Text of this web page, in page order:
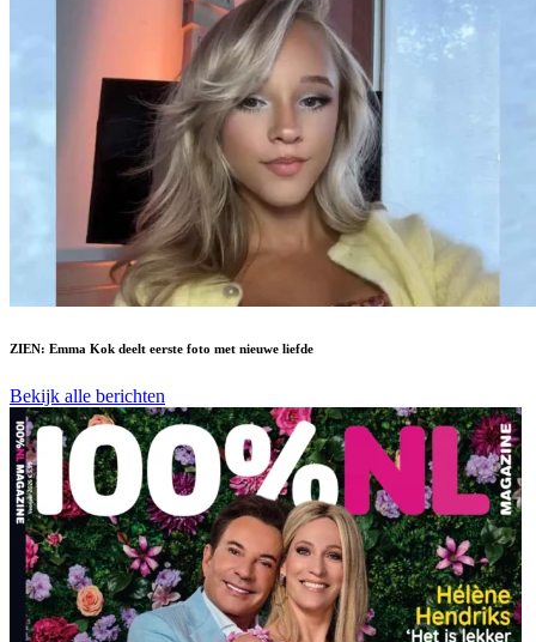
ZIEN: Emma Kok deelt eerste foto met nieuwe liefde
Bekijk alle berichten